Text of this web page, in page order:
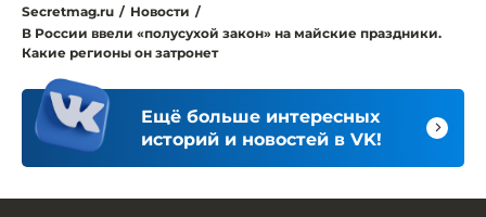
Secretmag.ru / Новости /
В России ввели «полусухой закон» на майские праздники.
Какие регионы он затронет
Ещё больше интересных
историй и новостей в VK!